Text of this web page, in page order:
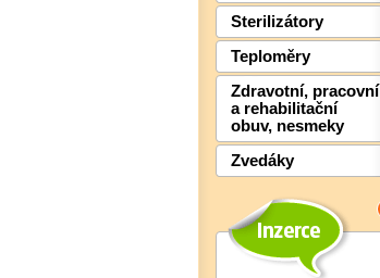
Sterilizátory
Teploměry
Zdravotní, pracovní
a rehabilitační
obuv, nesmeky
Zvedáky